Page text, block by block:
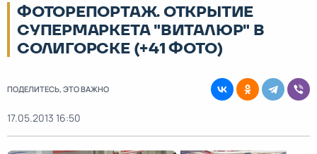
ФОТОРЕПОРТАЖ. ОТКРЫТИЕ
СУПЕРМАРКЕТА "ВИТАЛЮР" В
СОЛИГОРСКЕ (+41 ФОТО)
ПОДЕЛИТЕСЬ, ЭТО ВАЖНО
17.05.2013 16:50